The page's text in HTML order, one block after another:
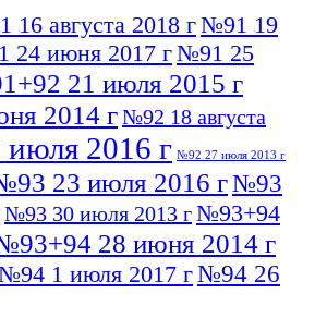
16 августа 2018 г№91 19
24 июня 2017 г№91 25
21 июля 2015 г
2014 г№92 18 августа
2016 г №92 27 июля 2013 г
23 июля 2016 г№93
№93 30 июля 2013 г№93+94
28 июня 2014 г
1 июля 2017 г№94 26